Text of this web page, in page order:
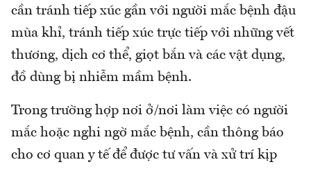
cần tránh tiếp xúc gần với người mắc bệnh đậu
mùa khỉ, tránh tiếp xúc trực tiếp với những vết
thương, dịch cơ thể, giọt bắn và các vật dụng,
đồ dùng bị nhiễm mầm bệnh.
Trong trường hợp nơi ở/nơi làm việc có người
mắc hoặc nghi ngờ mắc bệnh, cần thông báo
cho cơ quan y tế để được tư vấn và xử trí kịp